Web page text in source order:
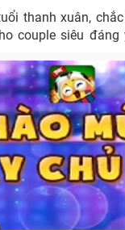
thanh xuân,
couple siêu đáng